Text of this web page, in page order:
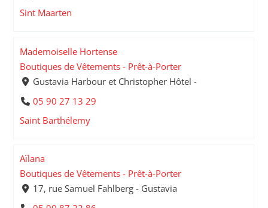
Sint Maarten
Mademoiselle Hortense
Boutiques de Vêtements - Prêt-à-Porter
Gustavia Harbour et Christopher Hôtel -
05 90 27 13 29
Saint Barthélemy
Aïlana
Boutiques de Vêtements - Prêt-à-Porter
17, rue Samuel Fahlberg - Gustavia